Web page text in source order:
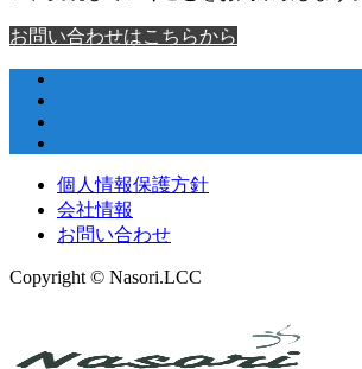
お問い合わせはこちらから
個人情報保護方針
会社情報
お問い合わせ
Copyright © Nasori.LCC